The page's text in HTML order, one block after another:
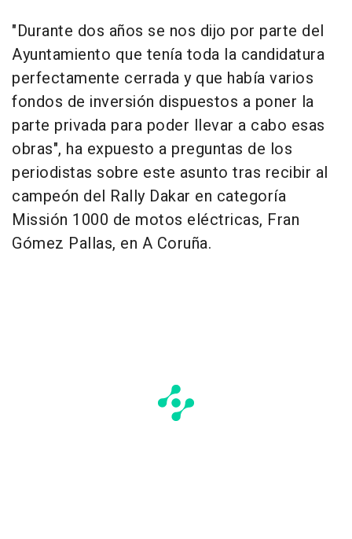
"Durante dos años se nos dijo por parte del
Ayuntamiento que tenía toda la candidatura
perfectamente cerrada y que había varios
fondos de inversión dispuestos a poner la
parte privada para poder llevar a cabo esas
obras", ha expuesto a preguntas de los
periodistas sobre este asunto tras recibir al
campeón del Rally Dakar en categoría
Missión 1000 de motos eléctricas, Fran
Gómez Pallas, en A Coruña.